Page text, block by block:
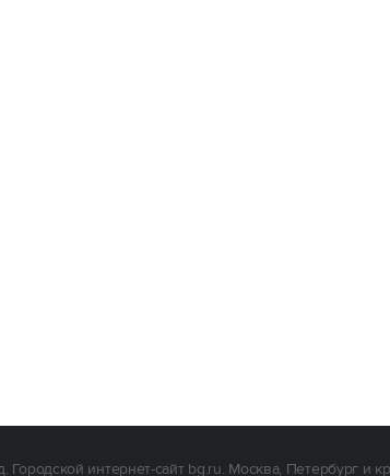
Городской интернет-сайт bg.ru. Москва, Петербург и